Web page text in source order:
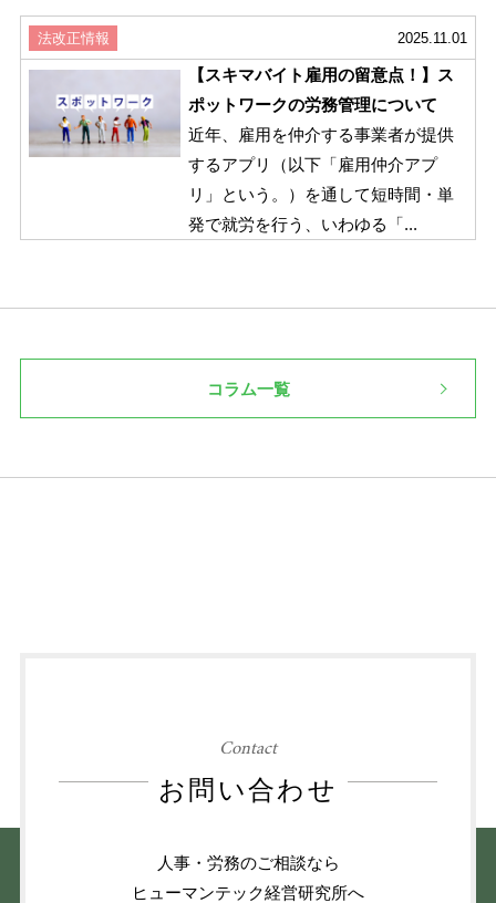
法改正情報 2025.11.01
【スキマバイト雇用の留意点！】ス
ポットワークの労務管理について
近年、雇用を仲介する事業者が提供
するアプリ（以下「雇用仲介アプ
リ」という。）を通して短時間・単
発で就労を行う、いわゆる「...
コラム一覧
Contact
お問い合わせ
人事・労務のご相談なら
ヒューマンテック経営研究所へ